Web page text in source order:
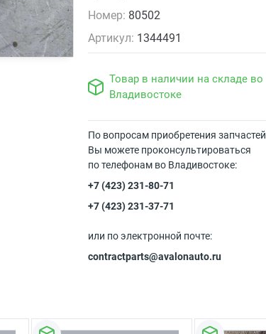
Номер: 80502
Артикул: 1344491
Товар в наличии на складе во
Владивостоке
По вопросам приобретения запчастей
Вы можете проконсультироваться
по телефонам во Владивостоке:
+7 (423) 231-80-71
+7 (423) 231-37-71
или по электронной почте:
contractparts@avalonauto.ru